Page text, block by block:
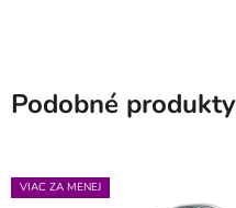
Podobné produkty
VIAC ZA MENEJ